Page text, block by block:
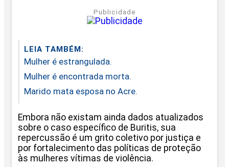
Publicidade
LEIA TAMBÉM:
Mulher é estrangulada.
Mulher é encontrada morta.
Marido mata esposa no Acre.
Embora não existam ainda dados atualizados
sobre o caso específico de Buritis, sua
repercussão é um grito coletivo por justiça e
por fortalecimento das políticas de proteção
às mulheres vítimas de violência.